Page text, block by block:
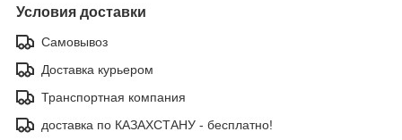
Условия доставки
Самовывоз
Доставка курьером
Транспортная компания
доставка по КАЗАХСТАНУ - бесплатно!